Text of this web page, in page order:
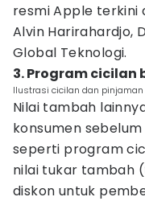
resmi Apple terkini
Alvin Harirahardjo,
Global Teknologi.
3. Program
Ilustrasi cicilan dan pinjaman
Nilai tambah
konsumen
seperti program
nilai tukar tambah
diskon untuk